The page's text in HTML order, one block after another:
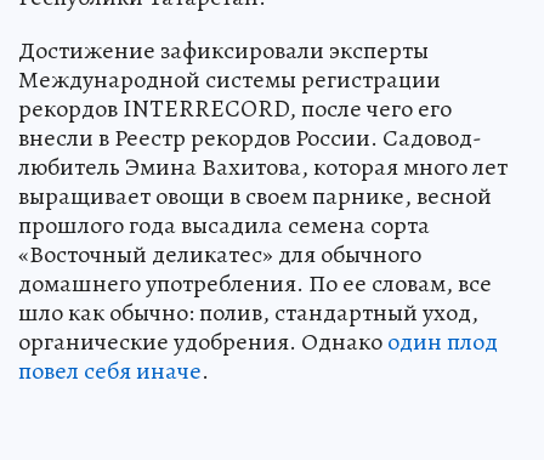
Достижение зафиксировали эксперты
Международной системы регистрации
рекордов INTERRECORD, после чего его
внесли в Реестр рекордов России. Садовод-
любитель Эмина Вахитова, которая много лет
выращивает овощи в своем парнике, весной
прошлого года высадила семена сорта
«Восточный деликатес» для обычного
домашнего употребления. По ее словам, все
шло как обычно: полив, стандартный уход,
органические удобрения. Однакоодин плод
повел себя иначе.